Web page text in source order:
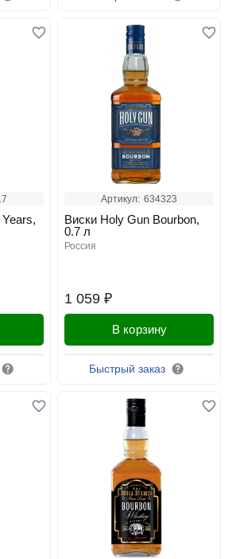
Артикул: 634323
1 059 ₽
Виски Holy Gun Bourbon,
0.7 л
россия
В корзину
Быстрый заказ